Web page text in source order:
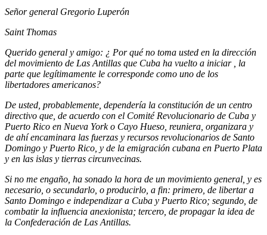
Señor general Gregorio Luperón
Saint Thomas
Querido general y amigo: ¿ Por qué no toma usted en la dirección
del movimiento de Las Antillas que Cuba ha vuelto a iniciar , la
parte que legítimamente le corresponde como uno de los
libertadores americanos?
De usted, probablemente, dependería la constitución de un centro
directivo que, de acuerdo con el Comité Revolucionario de Cuba y
Puerto Rico en Nueva York o Cayo Hueso, reuniera, organizara y
de ahí encaminara las fuerzas y recursos revolucionarios de Santo
Domingo y Puerto Rico, y de la emigración cubana en Puerto Plata
y en las islas y tierras circunvecinas.
Si no me engaño, ha sonado la hora de un movimiento general, y es
necesario, o secundarlo, o producirlo, a fin: primero, de libertar a
Santo Domingo e independizar a Cuba y Puerto Rico; segundo, de
combatir la influencia anexionista; tercero, de propagar la idea de
la Confederación de Las Antillas.